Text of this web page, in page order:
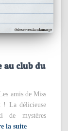
au club du
amis de Miss
! La délicieuse
de mystères
la suite